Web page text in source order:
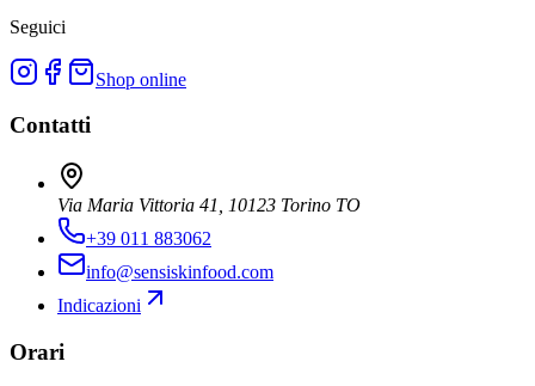
Seguici
Shop online
Contatti
Via Maria Vittoria 41, 10123 Torino TO
+39 011 883062
info@sensiskinfood.com
Indicazioni
Orari